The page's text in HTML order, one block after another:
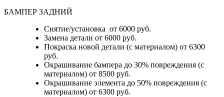
БАМПЕР ЗАДНИЙ
Снятие/установка от 6000 руб.
Замена детали от 6000 руб.
Покраска новой детали (с материалом) от 6300
руб.
Окрашивание бампера до 30% повреждения (с
материалом) от 8500 руб.
Окрашивание элемента до 50% повреждения (с
материалом) от 6300 руб.